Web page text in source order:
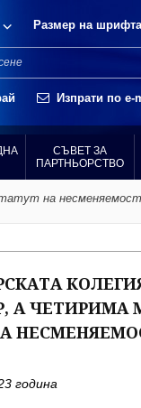
Размер на шрифта
Изпрати по e-
СЪВЕТ ЗА
ПАРТНЬОРСТВО
на несменяемост
А ЧЕТИРИМА
година